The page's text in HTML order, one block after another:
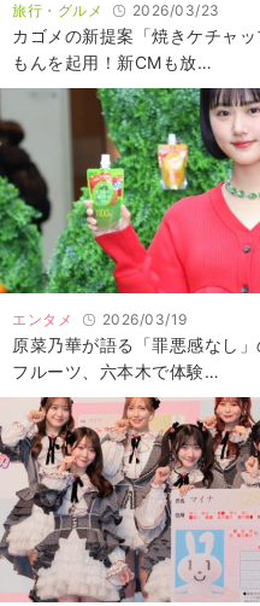
旅行・グルメ 2026/03/23
カゴメの新提案「焼きケチャ
もんを起用！新CMも放…
エンタメ 2026/03/19
原菜乃華が語る「罪悪感なし
フルーツ、六本木で体験…